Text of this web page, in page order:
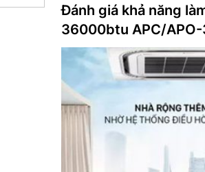
Đánh giá khả năng
36000btu APC/